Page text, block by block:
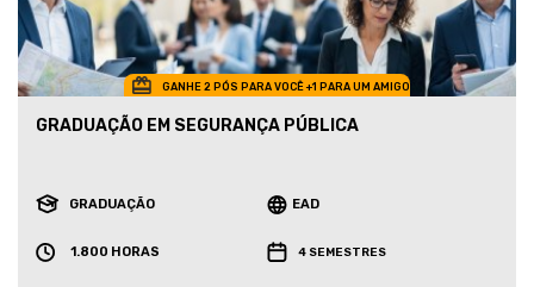
GANHE 2 PÓS PARA VOCÊ +1 PARA UM AMIGO
GRADUAÇÃO EM SEGURANÇA PÚBLICA
GRADUAÇÃO EAD
1.800 HORAS 4 SEMESTRES